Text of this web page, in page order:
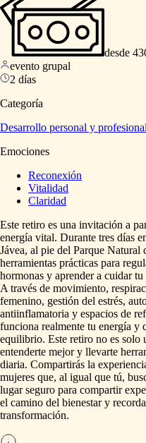
desde
evento grupal
2 días
Categoría
Desarrollo personal y profesional
Emociones
Reconexión
Vitalidad
Claridad
Este retiro es una invitación a
energía vital. Durante tres días
Jávea, al pie del Parque Natural
herramientas prácticas para
hormonas y aprender a cuidar tu
A través de movimiento,
femenino, gestión del estrés,
antiinflamatoria y espacios de
funciona realmente tu energía y
equilibrio. Este retiro no es solo
entenderte mejor y llevarte
diaria. Compartirás la
mujeres que, al igual que tú,
lugar seguro para compartir
el camino del bienestar y
transformación.